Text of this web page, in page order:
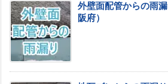
外壁面配管からの雨
阪府）